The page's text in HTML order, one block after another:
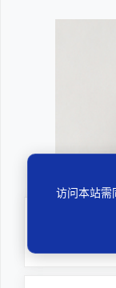
访问本站需